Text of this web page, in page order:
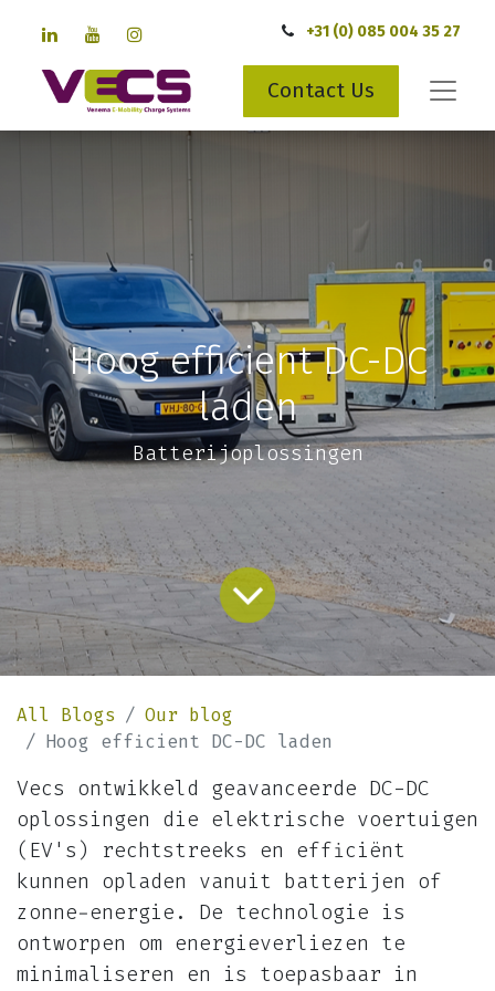
+31 (0) 085 004 35 27
Contact Us
Hoog efficient DC-DC
laden
Batterijoplossingen
All Blogs
Our blog
Hoog efficient DC-DC laden
Vecs ontwikkeld geavanceerde DC-DC
oplossingen die elektrische voertuigen
(EV's) rechtstreeks en efficiënt
kunnen opladen vanuit batterijen of
zonne-energie. De technologie is
ontworpen om energieverliezen te
minimaliseren en is toepasbaar in